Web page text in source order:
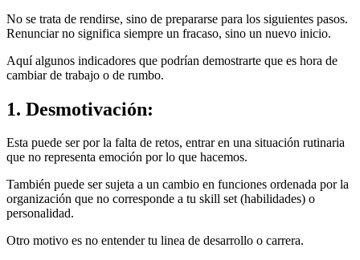
No se trata de rendirse, sino de prepararse para los siguientes pasos.
Renunciar no significa siempre un fracaso, sino un nuevo inicio.
Aquí algunos indicadores que podrían demostrarte que es hora de
cambiar de trabajo o de rumbo.
1. Desmotivación:
Esta puede ser por la falta de retos, entrar en una situación rutinaria
que no representa emoción por lo que hacemos.
También puede ser sujeta a un cambio en funciones ordenada por la
organización que no corresponde a tu skill set (habilidades) o
personalidad.
Otro motivo es no entender tu linea de desarrollo o carrera.